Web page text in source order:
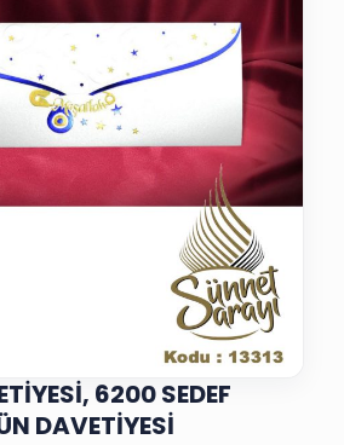
6200 SEDEF
DAVETİYESİ